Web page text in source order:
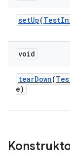
setUp(Test
void
tearDown(
e)